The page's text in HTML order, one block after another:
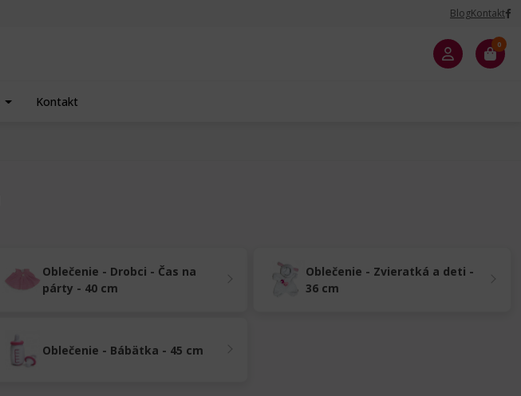
BlogKontakt
0
Kontakt
Oblečenie - Drobci - Čas na
párty - 40 cm
Oblečenie - Zvieratká a deti -
36 cm
Oblečenie - Bábätka - 45 cm